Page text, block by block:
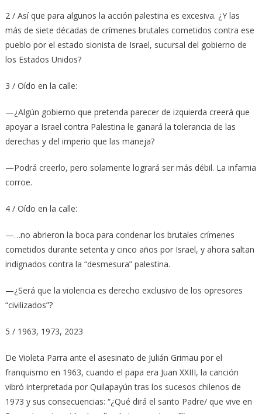
2 / Así que para algunos la acción palestina es excesiva. ¿Y las
más de siete décadas de crímenes brutales cometidos contra ese
pueblo por el estado sionista de Israel, sucursal del gobierno de
los Estados Unidos?
3 / Oído en la calle:
—¿Algún gobierno que pretenda parecer de izquierda creerá que
apoyar a Israel contra Palestina le ganará la tolerancia de las
derechas y del imperio que las maneja?
—Podrá creerlo, pero solamente logrará ser más débil. La infamia
corroe.
4 / Oído en la calle:
—…no abrieron la boca para condenar los brutales crímenes
cometidos durante setenta y cinco años por Israel, y ahora saltan
indignados contra la “desmesura” palestina.
—¿Será que la violencia es derecho exclusivo de los opresores
“civilizados”?
5 / 1963, 1973, 2023
De Violeta Parra ante el asesinato de Julián Grimau por el
franquismo en 1963, cuando el papa era Juan XXIII, la canción
vibró interpretada por Quilapayún tras los sucesos chilenos de
1973 y sus consecuencias: “¿Qué dirá el santo Padre/ que vive en